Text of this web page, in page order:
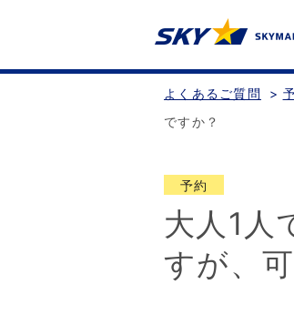
よくあるご質問 >
ですか？
予約
大人1人
すが、